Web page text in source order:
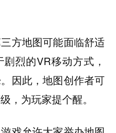
方地图可能面临舒适
烈的VR移动方式，
因此，地图创作者可
，为玩家提个醒。